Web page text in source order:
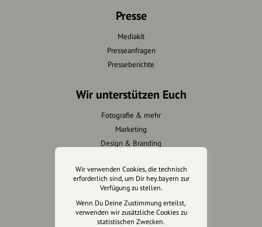
Presse
Mediakit
Presseanfragen
Presseberichte
Wir unterstützen Euch
Fotografie & mehr
Marketing
Design & Branding
Unterstütze
unsere Plattform
Wir verwenden Cookies, die technisch
erforderlich sind, um Dir hey.bayern zur
Verfügung zu stellen.
Wenn Du Deine Zustimmung erteilst,
verwenden wir zusätzliche Cookies zu
statistischen Zwecken.